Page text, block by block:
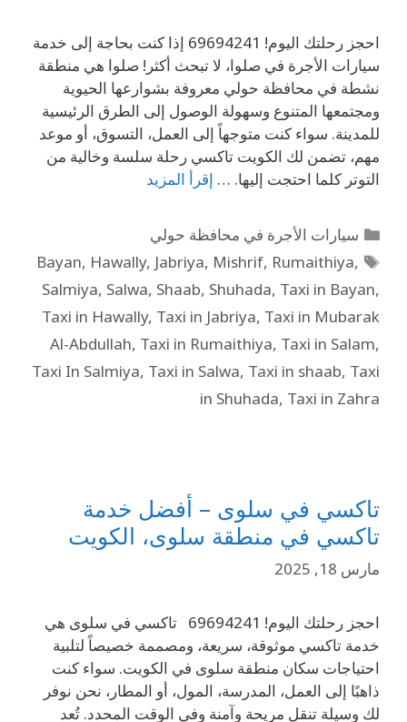
احجز رحلتك اليوم! 69694241 إذا كنت بحاجة إلى خدمة
سيارات الأجرة في صلوا، لا تبحث أكثر! صلوا هي منطقة
نشطة في محافظة حولي معروفة بشوارعها الحيوية
ومجتمعها المتنوع وسهولة الوصول إلى الطرق الرئيسية
للمدينة. سواء كنت متوجهاً إلى العمل، التسوق، أو موعد
مهم، تضمن لك الكويت تاكسي رحلة سلسة وخالية من
التوتر كلما احتجت إليها. … إقرأ المزيد
سيارات الأجرة في محافظة حولي
Bayan, Hawally, Jabriya, Mishrif, Rumaithiya,
Salmiya, Salwa, Shaab, Shuhada, Taxi in Bayan,
Taxi in Hawally, Taxi in Jabriya, Taxi in Mubarak
Al-Abdullah, Taxi in Rumaithiya, Taxi in Salam,
Taxi In Salmiya, Taxi in Salwa, Taxi in shaab, Taxi
in Shuhada, Taxi in Zahra
تاكسي في سلوى – أفضل خدمة
تاكسي في منطقة سلوى، الكويت
مارس 18, 2025
احجز رحلتك اليوم! 69694241 تاكسي في سلوى هي
خدمة تاكسي موثوقة، سريعة، ومصممة خصيصاً لتلبية
احتياجات سكان منطقة سلوى في الكويت. سواء كنت
ذاهبًا إلى العمل، المدرسة، المول، أو المطار، نحن نوفر
لك وسيلة تنقل مريحة وآمنة وفي الوقت المحدد. تُعد